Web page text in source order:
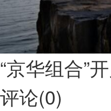
“京华组合”
评论(0)